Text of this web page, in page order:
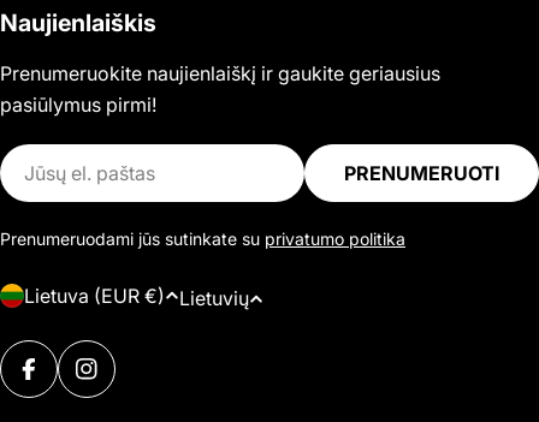
Naujienlaiškis
Prenumeruokite naujienlaiškį ir gaukite geriausius
pasiūlymus pirmi!
El.
paštas
PRENUMERUOTI
Prenumeruodami jūs sutinkate su privatumo politika
Š
l
i
Lietuva (EUR €)
K
Lietuvių
Mokėjimo
būdaiFACEBOOKINSTAGRAM